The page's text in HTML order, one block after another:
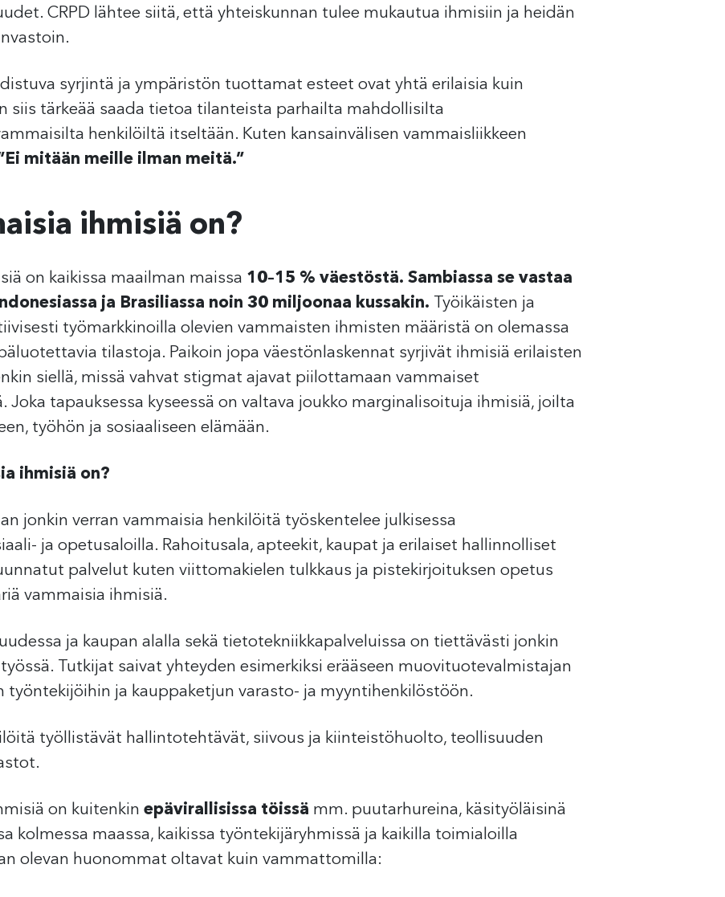
CRPD lähtee siitä, että yhteiskunnan tulee mukautua ihmisiin ja heidän
syrjintä ja ympäristön tuottamat esteet ovat yhtä erilaisia kuin
siis tärkeää saada tietoa tilanteista parhailta mahdollisilta
henkilöiltä itseltään. Kuten kansainvälisen vammaisliikkeen
mitään meille ilman meitä.”
ihmisiä on?
on kaikissa maailman maissa 10–15 % väestöstä. Sambiassa se vastaa
ja Brasiliassa noin 30 miljoonaa kussakin. Työikäisten ja
työmarkkinoilla olevien vammaisten ihmisten määristä on olemassa
tilastoja. Paikoin jopa väestönlaskennat syrjivät ihmisiä erilaisten
siellä, missä vahvat stigmat ajavat piilottamaan vammaiset
Joka tapauksessa kyseessä on valtava joukko marginalisoituja ihmisiä, joilta
työhön ja sosiaaliseen elämään.
ihmisiä on?
jonkin verran vammaisia henkilöitä työskentelee julkisessa
ja opetusaloilla. Rahoitusala, apteekit, kaupat ja erilaiset hallinnolliset
palvelut kuten viittomakielen tulkkaus ja pistekirjoituksen opetus
vammaisia ihmisiä.
ja kaupan alalla sekä tietotekniikkapalveluissa on tiettävästi jonkin
Tutkijat saivat yhteyden esimerkiksi erääseen muovituotevalmistajan
työntekijöihin ja kauppaketjun varasto- ja myyntihenkilöstöön.
työllistävät hallintotehtävät, siivous ja kiinteistöhuolto, teollisuuden
on kuitenkin epävirallisissa töissä mm. puutarhureina, käsityöläisinä
kolmessa maassa, kaikissa työntekijäryhmissä ja kaikilla toimialoilla
olevan huonommat oltavat kuin vammattomilla: